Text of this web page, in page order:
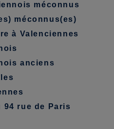
méconnus
méconnus(es)
à Valenciennes
anciens
94 rue de Paris